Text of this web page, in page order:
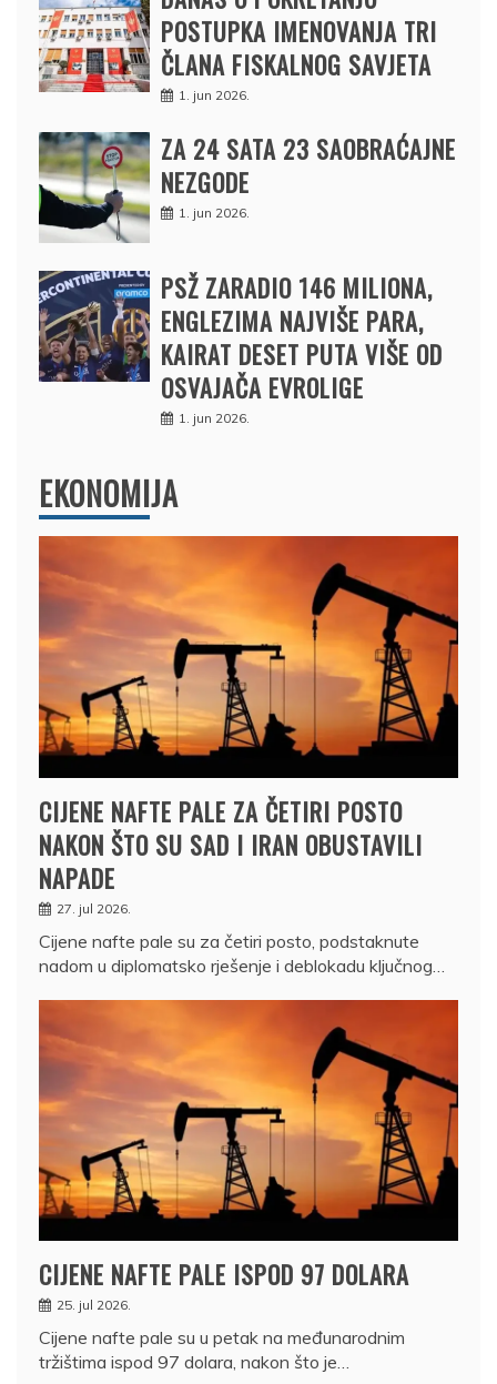
POSTUPKA IMENOVANJA TRI
ČLANA FISKALNOG SAVJETA
1. jun 2026.
ZA 24 SATA 23 SAOBRAĆAJNE
NEZGODE
1. jun 2026.
PSŽ ZARADIO 146 MILIONA,
ENGLEZIMA NAJVIŠE PARA,
KAIRAT DESET PUTA VIŠE OD
OSVAJAČA EVROLIGE
1. jun 2026.
EKONOMIJA
CIJENE NAFTE PALE ZA ČETIRI POSTO
NAKON ŠTO SU SAD I IRAN OBUSTAVILI
NAPADE
27. jul 2026.
Cijene nafte pale su za četiri posto, podstaknute
nadom u diplomatsko rješenje i deblokadu ključnog…
CIJENE NAFTE PALE ISPOD 97 DOLARA
25. jul 2026.
Cijene nafte pale su u petak na međunarodnim
tržištima ispod 97 dolara, nakon što je…